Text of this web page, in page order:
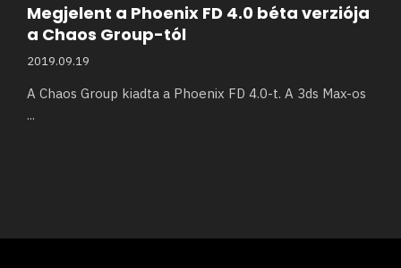
Megjelent a Phoenix FD 4.0 béta verziója
a Chaos Group-tól
2019.09.19
A Chaos Group kiadta a Phoenix FD 4.0-t. A 3ds Max-os
...